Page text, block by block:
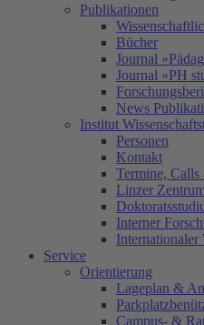
Publikationen
Bücher
Journal
Journal »PH
News
Institut
Personen
Kontakt
Termine,
Linzer
Interner
Internationaler
Service
Orientierung
Lageplan &
Campus- &